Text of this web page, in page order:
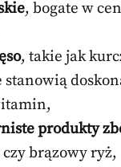
, bogate w
, takie jak
produkty
brązowy ryż,